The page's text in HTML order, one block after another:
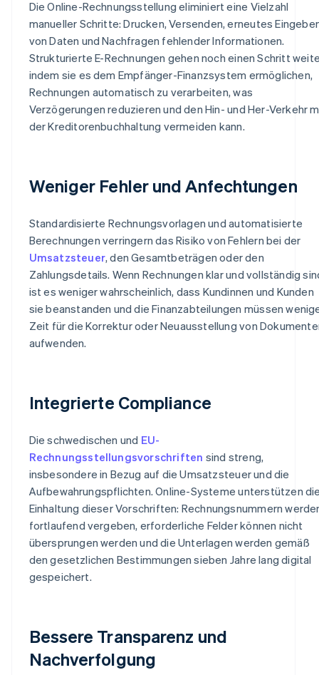
Die Online-Rechnungsstellung eliminiert eine Vielzahl
manueller Schritte: Drucken, Versenden, erneutes
von Daten und Nachfragen fehlender Informationen.
Strukturierte E-Rechnungen gehen noch einen Schritt
indem sie es dem Empfänger-Finanzsystem ermöglichen,
Rechnungen automatisch zu verarbeiten, was
Verzögerungen reduzieren und den Hin- und Her-Verkehr
der Kreditorenbuchhaltung vermeiden kann.
Weniger Fehler und Anfechtungen
Standardisierte Rechnungsvorlagen und automatisierte
Berechnungen verringern das Risiko von Fehlern bei der
Umsatzsteuer, den Gesamtbeträgen oder den
Zahlungsdetails. Wenn Rechnungen klar und vollständig
ist es weniger wahrscheinlich, dass Kundinnen und Kunden
sie beanstanden und die Finanzabteilungen müssen
Zeit für die Korrektur oder Neuausstellung von
aufwenden.
Integrierte Compliance
Die schwedischen und EU-
Rechnungsstellungsvorschriften sind streng,
insbesondere in Bezug auf die Umsatzsteuer und die
Aufbewahrungspflichten. Online-Systeme unterstützen
Einhaltung dieser Vorschriften: Rechnungsnummern
fortlaufend vergeben, erforderliche Felder können nicht
übersprungen werden und die Unterlagen werden gemäß
den gesetzlichen Bestimmungen sieben Jahre lang digital
gespeichert.
Bessere Transparenz und
Nachverfolgung